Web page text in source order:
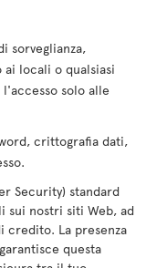
sorveglianza,
ai locali o qualsiasi
solo alle
crittografia dati,
Security) standard
sui nostri siti Web, ad
credito. La presenza
questa